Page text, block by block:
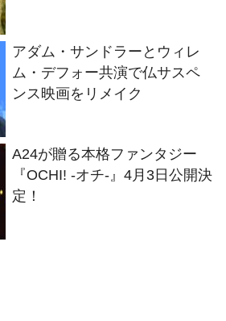
アダム・サンドラーとウィレ
ム・デフォー共演で仏サスペ
ンス映画をリメイク
A24が贈る本格ファンタジー
『OCHI! -オチ-』4月3日公開決
定！